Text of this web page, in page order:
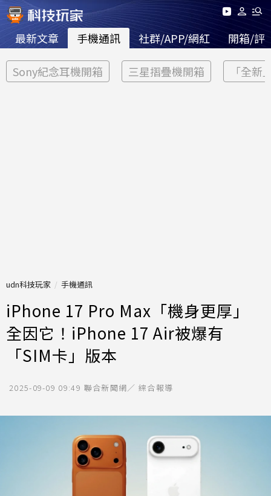
最新文章 手機通訊 社群/APP/網紅 開箱/評
Sony紀念耳機開箱 三星摺疊機開箱 「全新
udn科技玩家 手機通訊
iPhone 17 Pro Max「機身更厚」
全因它！iPhone 17 Air被爆有
「SIM卡」版本
2025-09-09 09:49 聯合新聞網／ 綜合報導